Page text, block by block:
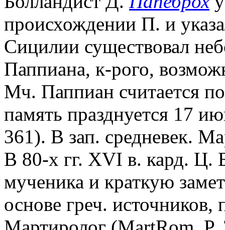
происхождении П. и
Сицилии существовал
Паппиана, к-рого,
Мч. Паппиан считается
память празднуется 17
361). В зап. средневек.
В 80-х гг. XVI в. кард. Ц.
мученика и краткую
основе греч.